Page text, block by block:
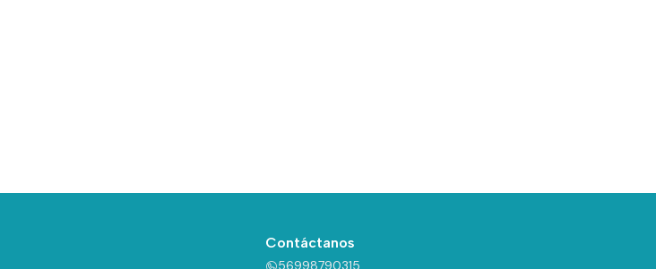
Contáctanos
56998790315